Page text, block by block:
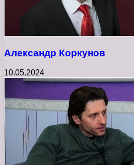
Александр Коркунов
10.05.2024